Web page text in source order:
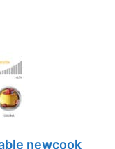
newcook